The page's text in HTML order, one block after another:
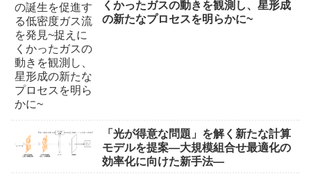
くかったガスの動きを観測し、星形成
の新たなプロセスを明らかに~
「光が得意な問題」を解く新たな計算
モデルを提案―大規模組合せ最適化の
効率化に向けた新手法―